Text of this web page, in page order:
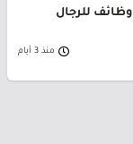
للرجال
منذ 3 أيام